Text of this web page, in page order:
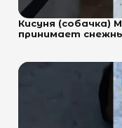
Кисуня (собачка)
принимает